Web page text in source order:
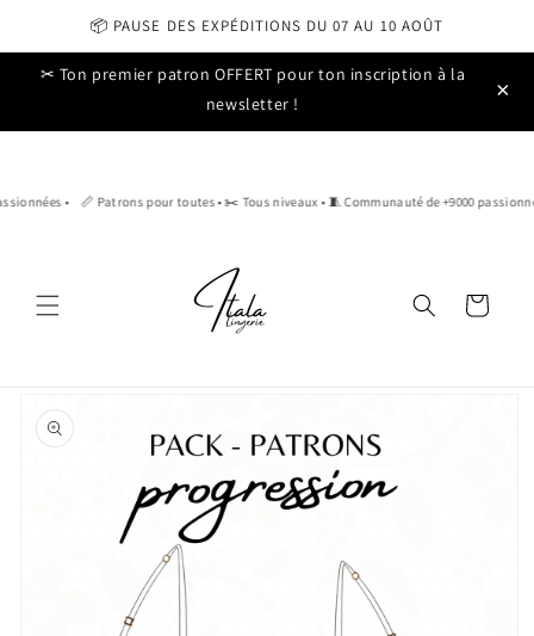
Ignorer et passer
au contenu
✂ Ton premier patron OFFERT pour ton inscription à la
newsletter !
×
• 📏 Patrons pour toutes • ✂️ Tous niveaux • 🧵 Communauté de +9000
📦 PAUSE DES EXPÉDITIONS DU 07 AU 10 AOÛT
Panier
informations
produits